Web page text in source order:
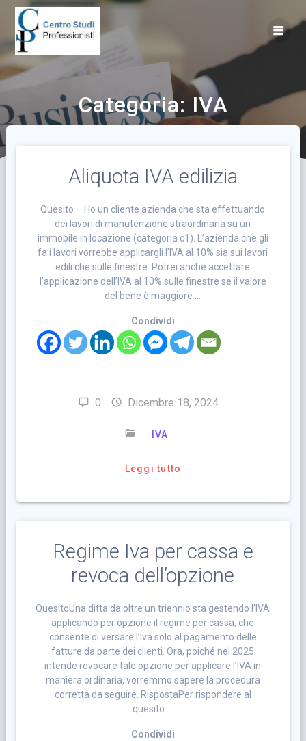
Categoria: IVA
Aliquota IVA edilizia
Quesito – Ho un cliente azienda che sta effettuando
dei lavori di manutenzione straordinaria su un
immobile in locazione (categoria c1). L’azienda che gli
fa i lavori vorrebbe applicargli l’IVA al 10% sia sui lavori
edili che sulle finestre. Potrei anche accettare
l’applicazione dell’IVA al 10% sulle finestre se il valore
del bene è maggiore …
Condividi
0 Dicembre 18, 2024
IVA
Leggi tutto
Regime Iva per cassa e
revoca dell’opzione
QuesitoUna ditta da oltre un triennio sta gestendo l’IVA
applicando per opzione il regime per cassa, che
consente di versare l’Iva solo al pagamento delle
fatture da parte dei clienti. Ora, poiché nel 2025
intende revocare tale opzione per applicare l’IVA in
maniera ordinaria, vorremmo sapere la procedura
corretta da seguire. RispostaPer rispondere al
quesito …
Condividi